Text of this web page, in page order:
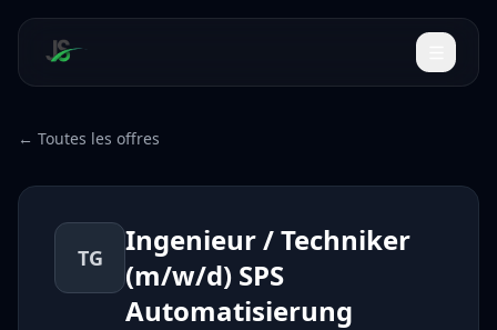
← Toutes les offres
TG
Ingenieur / Techniker
(m/w/d) SPS
Automatisierung